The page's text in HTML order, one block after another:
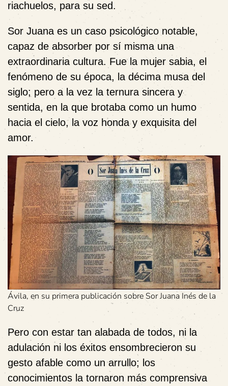
riachuelos, para su sed.
Sor Juana es un caso psicológico notable,
capaz de absorber por sí misma una
extraordinaria cultura. Fue la mujer sabia, el
fenómeno de su época, la décima musa del
siglo; pero a la vez la ternura sincera y
sentida, en la que brotaba como un humo
hacia el cielo, la voz honda y exquisita del
amor.
Ávila, en su primera publicación sobre Sor Juana Inés de la
Cruz
Pero con estar tan alabada de todos, ni la
adulación ni los éxitos ensombrecieron su
gesto afable como un arrullo; los
conocimientos la tornaron más comprensiva